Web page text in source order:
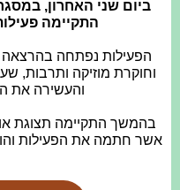
ביום שני האחרון,
התקיימה פעילות
הפעילות נפתחה בהרצאה
וחוקרת מוזיקה ותרבות,
והעשירה את
בהמשך התקיימה תצוגת
אשר חתמה את הפעילות